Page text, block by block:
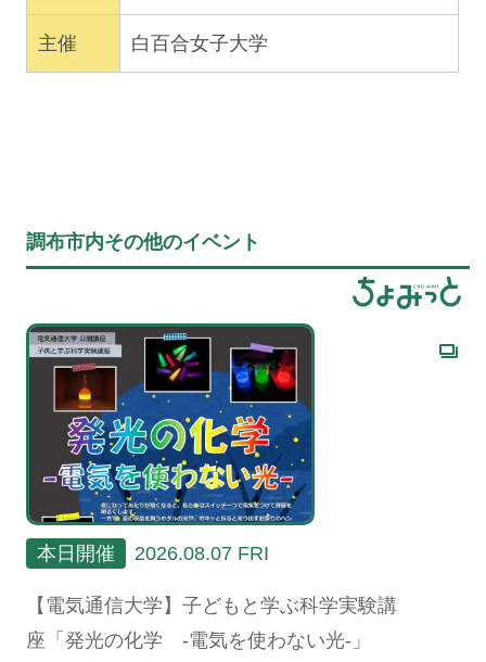
主催 白百合女子大学
調布市内その他のイベント
本日開催 2026.08.07 FRI
【電気通信大学】子どもと学ぶ科学実験講
座「発光の化学 -電気を使わない光-」